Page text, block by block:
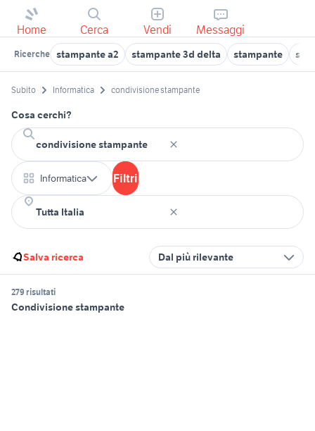
Home Cerca Vendi Messaggi
Ricerche stampante a2 stampante 3d delta stampante
Subito Informatica condivisione stampante
Cosa cerchi?
Informatica Filtri
Salva ricerca Dal più rilevante
279 risultati
Condivisione stampante